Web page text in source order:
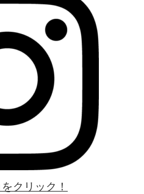
クリック！